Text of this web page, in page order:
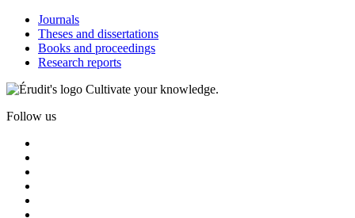
Journals
Theses and dissertations
Books and proceedings
Research reports
Cultivate your knowledge.
Follow us